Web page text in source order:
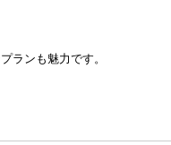
ランも魅力です。